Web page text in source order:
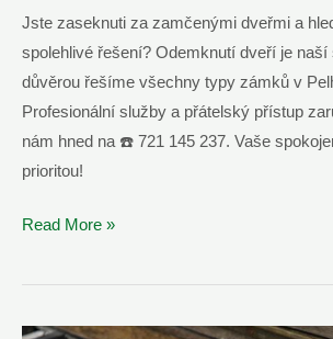
Jste zaseknuti za zamčenými dveřmi a
spolehlivé řešení? Odemknutí dveří je
důvěrou řešíme všechny typy zámků v
Profesionální služby a přátelský přístup
nám hned na ☎️ 721 145 237. Vaše
prioritou!
Otevření
Dveří
Read More »